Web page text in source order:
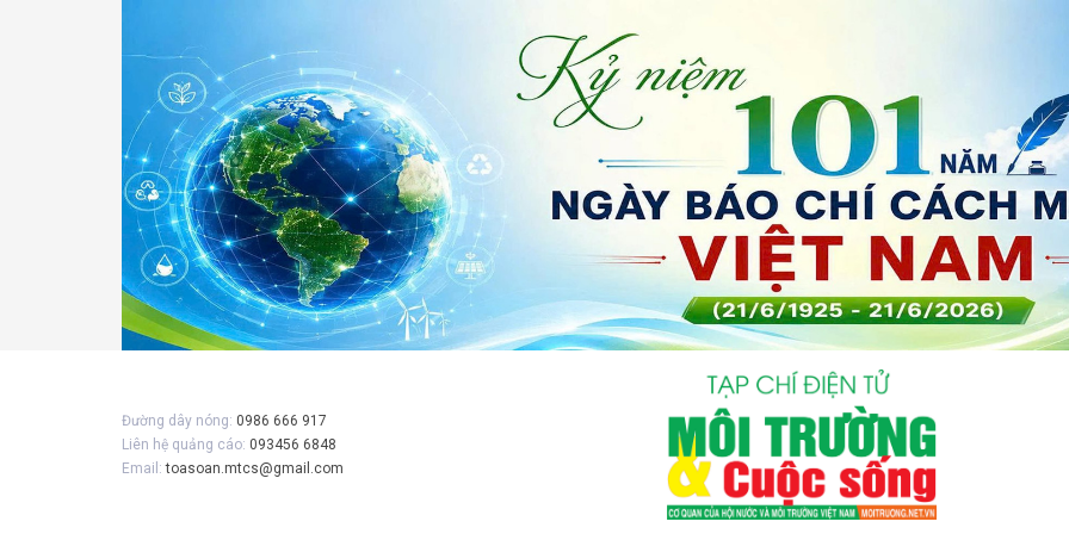
Đường dây nóng: 0986 666 917
Liên hệ quảng cáo: 093456 6848
Email:toasoan.mtcs@gmail.com
Gửi bình luận